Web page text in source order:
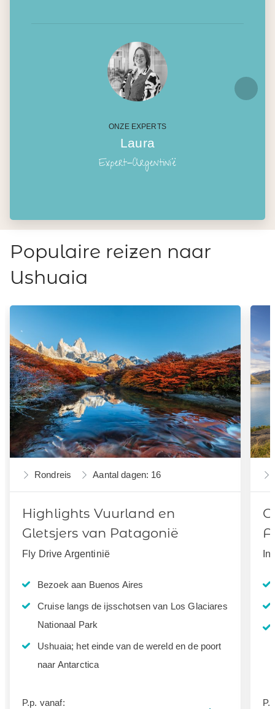
ONZE EXPERTS
Laura
Expert-Argentinië
Populaire reizen naar
Ushuaia
Rondreis Aantal dagen: 16
Highlights Vuurland en
Gletsjers van Patagonië
Fly Drive Argentinië
Bezoek aan Buenos Aires
Cruise langs de ijsschotsen van Los Glaciares
Nationaal Park
Ushuaia; het einde van de wereld en de poort
naar Antarctica
P.p. vanaf: